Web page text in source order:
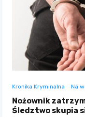
Kronika Kryminalna Na
Nożownik
Śledztwo skupia